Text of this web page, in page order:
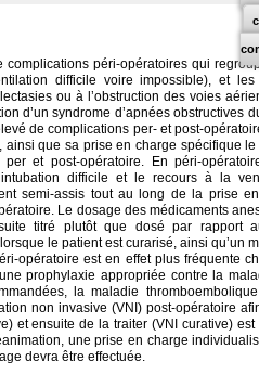
péri-opératoires qui
difficile voire impossible), et les
ou à l’obstruction des voies
d’un syndrome d’apnées obstructives
de complications per- et post-
que sa prise en charge spécifique le
per et post-opératoire. En péri-
difficile et le recours à la
semi-assis tout au long de la prise
Le dosage des médicaments
titré plutôt que dosé par rapport
le patient est curarisé, ainsi qu’un
opératoire est en effet plus fréquente
prophylaxie appropriée contre la
la maladie
non invasive (VNI) post-opératoire
et ensuite de la traiter (VNI curative)
une prise en charge
devra être effectuée.